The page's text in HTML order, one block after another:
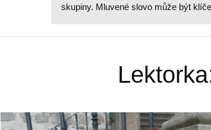
skupiny. Mluvené slovo může být